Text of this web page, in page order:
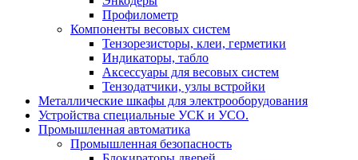
Профилометр
Компоненты весовых систем
Тензорезисторы, клеи, герметики
Индикаторы, табло
Аксессуары для весовых систем
Тензодатчики, узлы встройки
Металлические шкафы для электрооборудования
Устройства специальные УСК и УСО.
Промышленная автоматика
Промышленная безопасность